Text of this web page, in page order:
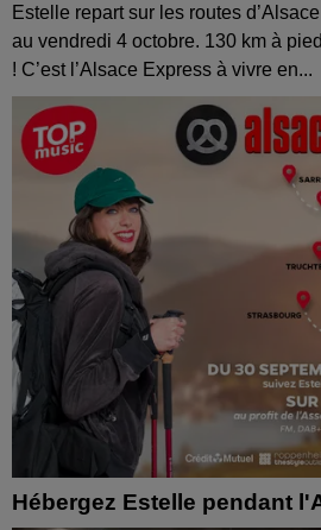
Estelle repart sur les routes
au vendredi 4 octobre. 130 km à
! C’est l’Alsace Express à vivre en...
Hébergez Estelle pendant